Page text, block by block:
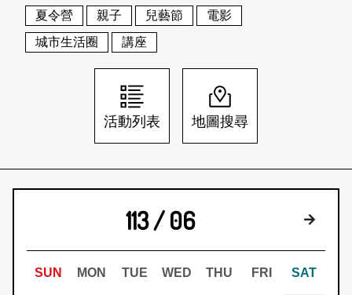
地圖搜尋
關於我們
刊物索取地點
會員基本資料
刊登活動
網站導覽 English
日本語 登入/註冊
夏令營
親子 兒藝節
電影
城市生活圈
講座
活動列表 地圖搜尋
113 / 06 下個月
SUN MON TUE WED THU FRI SAT